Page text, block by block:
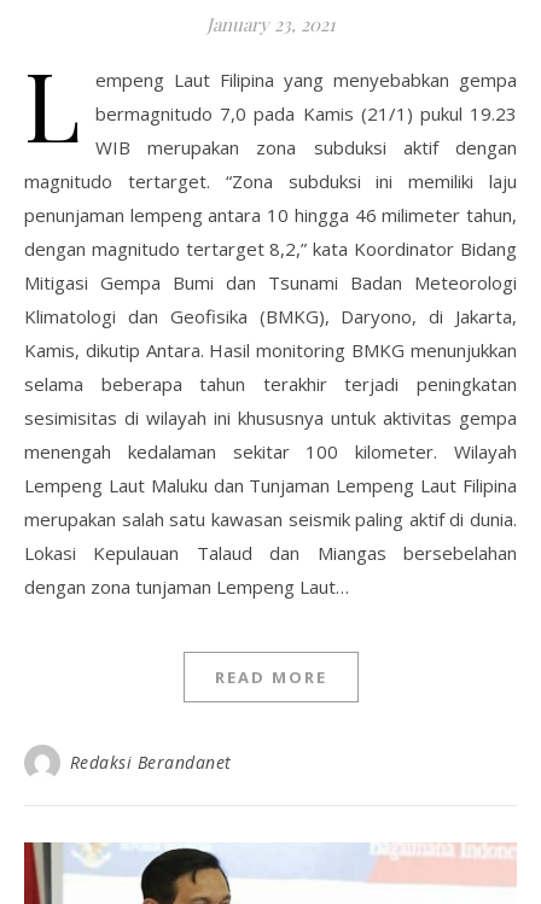
January 23, 2021
L
empeng Laut Filipina yang menyebabkan gempa
bermagnitudo 7,0 pada Kamis (21/1) pukul 19.23
WIB merupakan zona subduksi aktif dengan
magnitudo tertarget. “Zona subduksi ini memiliki laju
penunjaman lempeng antara 10 hingga 46 milimeter tahun,
dengan magnitudo tertarget 8,2,” kata Koordinator Bidang
Mitigasi Gempa Bumi dan Tsunami Badan Meteorologi
Klimatologi dan Geofisika (BMKG), Daryono, di Jakarta,
Kamis, dikutip Antara. Hasil monitoring BMKG menunjukkan
selama beberapa tahun terakhir terjadi peningkatan
sesimisitas di wilayah ini khususnya untuk aktivitas gempa
menengah kedalaman sekitar 100 kilometer. Wilayah
Lempeng Laut Maluku dan Tunjaman Lempeng Laut Filipina
merupakan salah satu kawasan seismik paling aktif di dunia.
Lokasi Kepulauan Talaud dan Miangas bersebelahan
dengan zona tunjaman Lempeng Laut…
READ MORE
Redaksi Berandanet